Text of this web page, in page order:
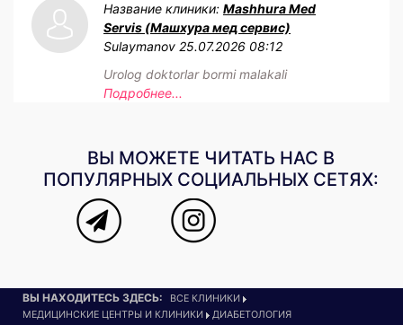
Название клиники: Mashhura Med
Servis (Машхура мед сервис)
Sulaymanov 25.07.2026 08:12
Urolog doktorlar bormi malakali
Подробнее...
ВЫ МОЖЕТЕ ЧИТАТЬ НАС В
ПОПУЛЯРНЫХ СОЦИАЛЬНЫХ СЕТЯХ:
ВЫ НАХОДИТЕСЬ ЗДЕСЬ:
ВСЕ КЛИНИКИ
МЕДИЦИНСКИЕ ЦЕНТРЫ И КЛИНИКИ
ДИАБЕТОЛОГИЯ